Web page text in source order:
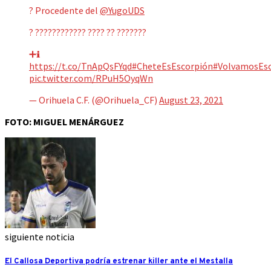
? Procedente del @YugoUDS
? ???????????? ???? ?? ???????
➕ℹ️
https://t.co/TnApQsFYqd#CheteEsEscorpión
pic.twitter.com/RPuH5OyqWn
— Orihuela C.F. (@Orihuela_CF) August 23, 2021
FOTO: MIGUEL MENÁRGUEZ
siguiente noticia
El Callosa Deportiva podría estrenar killer ante el Mestalla